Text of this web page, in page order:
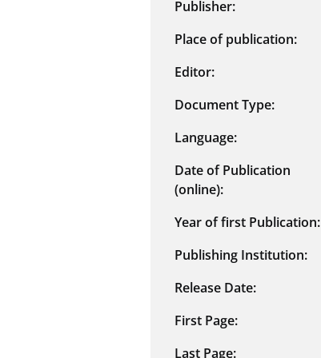
Publisher:
Place of publication:
Editor:
Document Type:
Language:
Date of Publication
(online):
Year of first Publication:
Publishing Institution:
Release Date:
First Page:
Last Page: